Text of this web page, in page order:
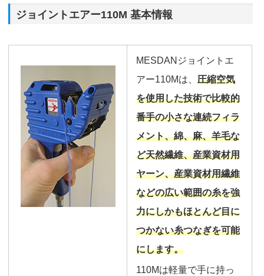
ジョイントエアー110M 基本情報
MESDANジョイントエ
アー110Mは、圧縮空気
を使用した技術で比較的
番手の小さな連続フィラ
メント、綿、麻、羊毛な
ど天然繊維、産業資材用
ヤーン、産業資材用繊維
などの広い範囲の糸を強
力にしかもほとんど目に
つかない糸つなぎを可能
にします。
110Mは軽量で手に持っ